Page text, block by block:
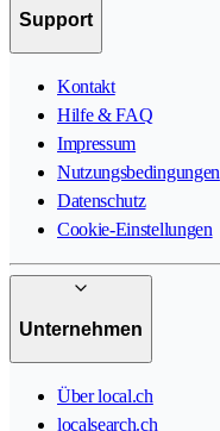
Support
Kontakt
Hilfe & FAQ
Impressum
Nutzungsbedingungen
Datenschutz
Cookie-Einstellungen
Unternehmen
Über local.ch
localsearch.ch